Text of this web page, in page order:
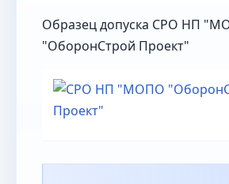
Образец допуска СРО НП
"ОборонСтрой Проект"